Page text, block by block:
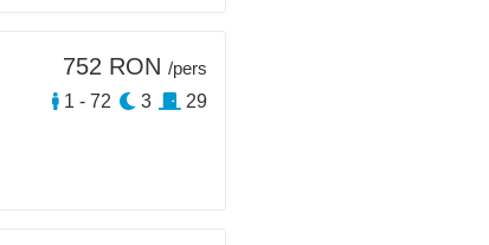
752 RON /pers
1 - 72
3 29